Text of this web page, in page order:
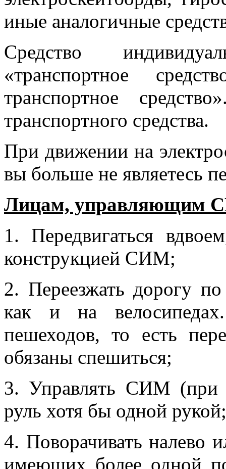
иные аналогичные
Средство
«транспортное
транспортное
транспортного средства.
При движении на
вы больше не являетесь
Лицам, управляющим
1. Передвигаться
конструкцией СИМ;
2. Переезжать дорогу
как и на
пешеходов, то есть
обязаны спешиться;
3. Управлять СИМ (при
руль хотя бы одной рукой;
4. Поворачивать налево
имеющих более одной